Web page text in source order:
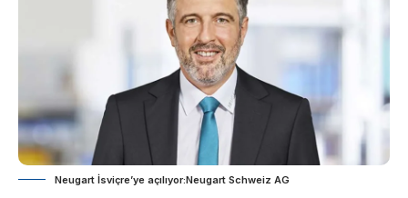
Neugart İsviçre’ye açılıyor:Neugart Schweiz AG